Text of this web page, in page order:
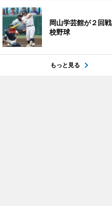
岡山学芸館が２回
校野球
もっと見る